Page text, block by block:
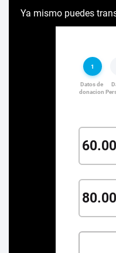
Ya mismo puedes